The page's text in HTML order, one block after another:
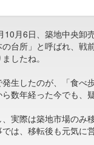
10月6日、築地中央卸
の台所」と呼ばれ、
したね。
発生したのが、「食べ
数年経った今でも、
、実際は築地市場のみ
は、移転後も元気に